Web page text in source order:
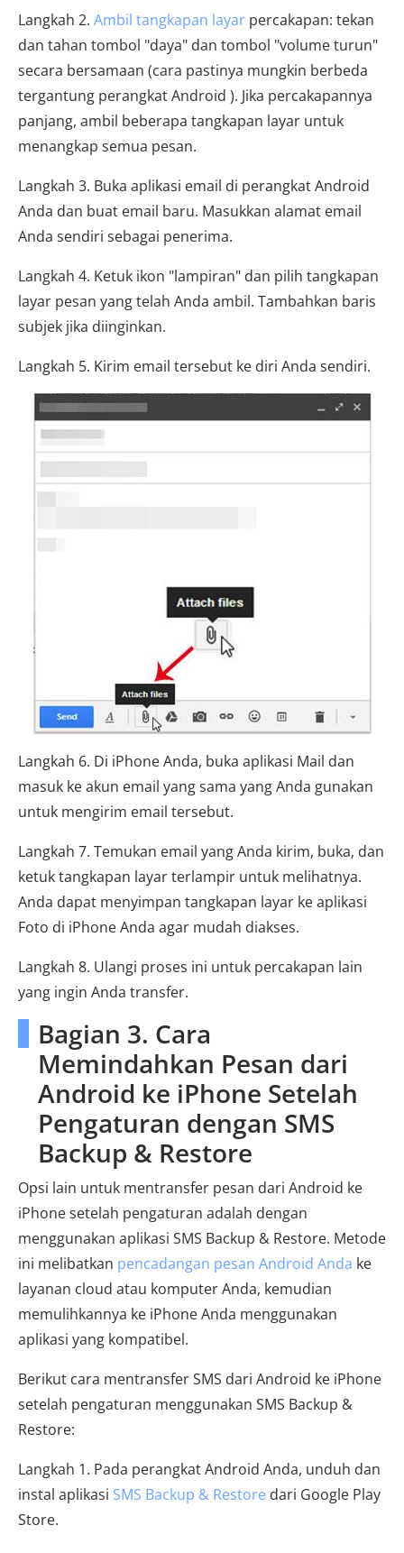
Langkah 2. Ambil tangkapan layar percakapan: tekan
dan tahan tombol "daya" dan tombol "volume turun"
secara bersamaan (cara pastinya mungkin berbeda
tergantung perangkat Android ). Jika percakapannya
panjang, ambil beberapa tangkapan layar untuk
menangkap semua pesan.
Langkah 3. Buka aplikasi email di perangkat Android
Anda dan buat email baru. Masukkan alamat email
Anda sendiri sebagai penerima.
Langkah 4. Ketuk ikon "lampiran" dan pilih tangkapan
layar pesan yang telah Anda ambil. Tambahkan baris
subjek jika diinginkan.
Langkah 5. Kirim email tersebut ke diri Anda sendiri.
Langkah 6. Di iPhone Anda, buka aplikasi Mail dan
masuk ke akun email yang sama yang Anda gunakan
untuk mengirim email tersebut.
Langkah 7. Temukan email yang Anda kirim, buka, dan
ketuk tangkapan layar terlampir untuk melihatnya.
Anda dapat menyimpan tangkapan layar ke aplikasi
Foto di iPhone Anda agar mudah diakses.
Langkah 8. Ulangi proses ini untuk percakapan lain
yang ingin Anda transfer.
Bagian 3. Cara
Memindahkan Pesan dari
Android ke iPhone Setelah
Pengaturan dengan SMS
Backup & Restore
Opsi lain untuk mentransfer pesan dari Android ke
iPhone setelah pengaturan adalah dengan
menggunakan aplikasi SMS Backup & Restore. Metode
ini melibatkan pencadangan pesan Android Anda ke
layanan cloud atau komputer Anda, kemudian
memulihkannya ke iPhone Anda menggunakan
aplikasi yang kompatibel.
Berikut cara mentransfer SMS dari Android ke iPhone
setelah pengaturan menggunakan SMS Backup &
Restore:
Langkah 1. Pada perangkat Android Anda, unduh dan
instal aplikasi SMS Backup & Restore dari Google Play
Store.